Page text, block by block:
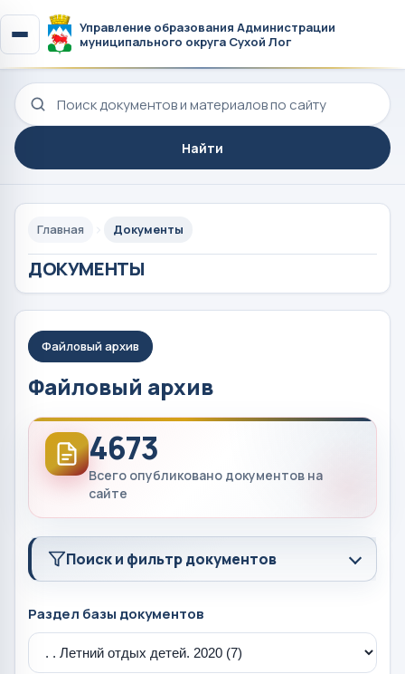
Управление образования Администрации
муниципального округа Сухой Лог
Поиск по сайту
Найти
Главная Документы
ДОКУМЕНТЫ
Файловый архив
Файловый архив
4673
Всего опубликовано документов на
сайте
Поиск и фильтр документов
Раздел базы документов